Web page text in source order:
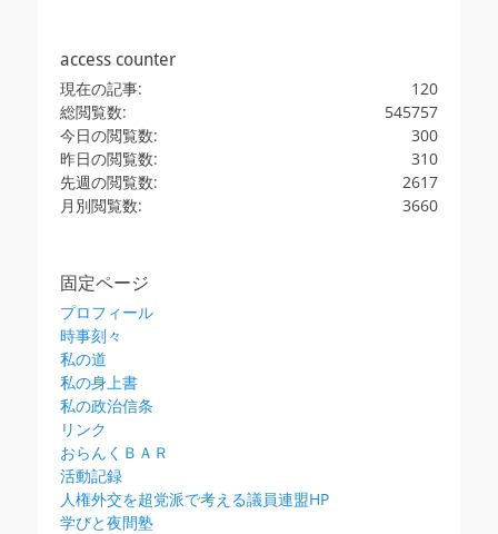
access counter
120
現在の記事:
545757
総閲覧数:
300
今日の閲覧数:
310
昨日の閲覧数:
2617
先週の閲覧数:
3660
月別閲覧数:
固定ページ
プロフィール
時事刻々
私の道
私の身上書
私の政治信条
リンク
おらんくＢＡＲ
活動記録
人権外交を超党派で考える議員連盟HP
学びと夜間塾